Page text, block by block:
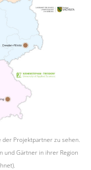
Projektpartner zu sehen.
und Gärtner in ihrer Region